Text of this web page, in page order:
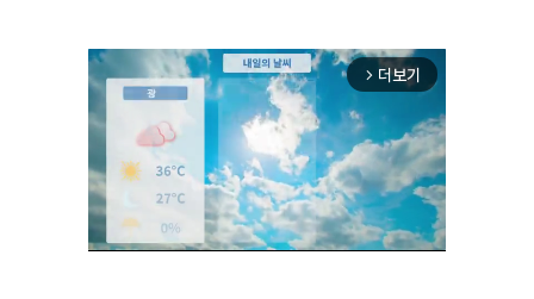
arrow_forward_ios 더보기